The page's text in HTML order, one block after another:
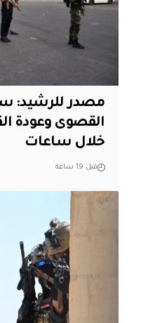
مصدر للرشيد:
القصوى وعودة
خلال ساعات
قبل 19 ساعة